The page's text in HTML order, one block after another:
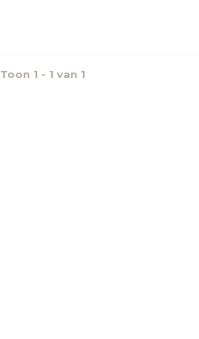
Toon 1 - 1 van 1